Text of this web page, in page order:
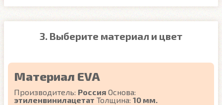
3. Выберите материал и цвет
Материал EVA
Производитель: Россия Основа:
этиленвинилацетат Толщина: 10 мм.